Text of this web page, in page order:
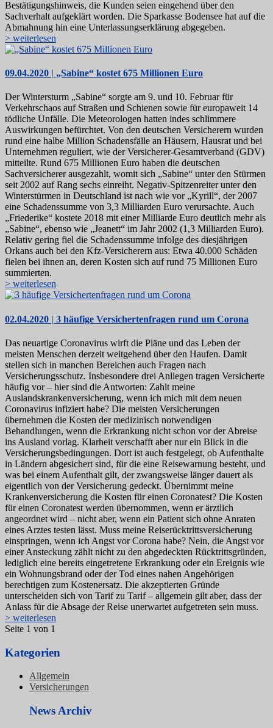
Bestätigungshinweis, die Kunden seien eingehend über den
Sachverhalt aufgeklärt worden. Die Sparkasse Bodensee hat auf die
Abmahnung hin eine Unterlassungserklärung abgegeben.
> weiterlesen
09.04.2020 | „Sabine“ kostet 675 Millionen Euro
Der Wintersturm „Sabine“ sorgte am 9. und 10. Februar für
Verkehrschaos auf Straßen und Schienen sowie für europaweit 14
tödliche Unfälle. Die Meteorologen hatten indes schlimmere
Auswirkungen befürchtet. Von den deutschen Versicherern wurden
rund eine halbe Million Schadensfälle an Häusern, Hausrat und bei
Unternehmen reguliert, wie der Versicherer-Gesamtverband (GDV)
mitteilte. Rund 675 Millionen Euro haben die deutschen
Sachversicherer ausgezahlt, womit sich „Sabine“ unter den Stürmen
seit 2002 auf Rang sechs einreiht. Negativ-Spitzenreiter unter den
Winterstürmen in Deutschland ist nach wie vor „Kyrill“, der 2007
eine Schadenssumme von 3,3 Milliarden Euro verursachte. Auch
„Friederike“ kostete 2018 mit einer Milliarde Euro deutlich mehr als
„Sabine“, ebenso wie „Jeanett“ im Jahr 2002 (1,3 Milliarden Euro).
Relativ gering fiel die Schadenssumme infolge des diesjährigen
Orkans auch bei den Kfz-Versicherern aus: Etwa 40.000 Schäden
fielen bei ihnen an, deren Kosten sich auf rund 75 Millionen Euro
summierten.
> weiterlesen
02.04.2020 | 3 häufige Versichertenfragen rund um Corona
Das neuartige Coronavirus wirft die Pläne und das Leben der
meisten Menschen derzeit weitgehend über den Haufen. Damit
stellen sich in manchen Bereichen auch Fragen nach
Versicherungsschutz. Insbesondere drei Anliegen tragen Versicherte
häufig vor – hier sind die Antworten: Zahlt meine
Auslandskrankenversicherung, wenn ich mich mit dem neuen
Coronavirus infiziert habe? Die meisten Versicherungen
übernehmen die Kosten der medizinisch notwendigen
Behandlungen, wenn die Erkrankung nicht schon vor der Abreise
ins Ausland vorlag. Klarheit verschafft aber nur ein Blick in die
Versicherungsbedingungen. Dort ist auch festgelegt, ob Aufenthalte
in Ländern abgesichert sind, für die eine Reisewarnung besteht, und
was bei einem Aufenthalt gilt, der zwangsweise länger dauert als
eigentlich von der Versicherung gedeckt. Übernimmt meine
Krankenversicherung die Kosten für einen Coronatest? Die Kosten
für einen Coronatest werden übernommen, wenn er ärztlich
angeordnet wird – nicht aber, wenn ein Patient sich ohne Anraten
eines Arztes testen lässt. Muss meine Reiserücktrittsversicherung
einspringen, wenn ich Angst vor Corona habe? Nein, die Angst vor
einer Ansteckung zählt nicht zu den abgedeckten Rücktrittsgründen,
lediglich eine bereits eingetretene Erkrankung oder ein Ereignis wie
ein Wohnungsbrand oder der Tod eines nahen Angehörigen
berechtigen zum Kostenersatz. Die akzeptierten Gründe
unterscheiden sich von Tarif zu Tarif – allgemein gilt aber, dass der
Anlass für die Absage der Reise unerwartet aufgetreten sein muss.
> weiterlesen
Seite 1 von 1
Kategorien
Allgemein
Versicherungen
News Archiv